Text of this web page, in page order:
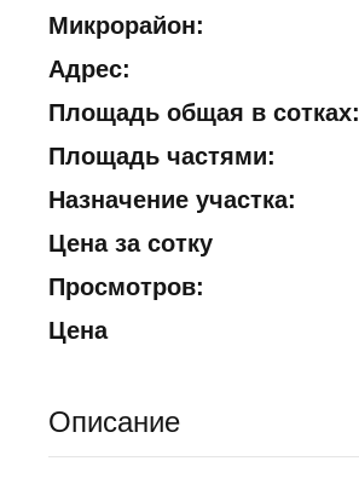
Микрорайон:
Адрес:
Площадь общая в сотках:
Площадь частями:
Назначение участка:
Цена за сотку
Просмотров:
Цена
Описание